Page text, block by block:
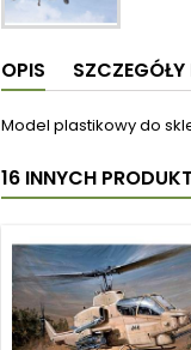
OPIS
Model plastikowy do
16 INNYCH